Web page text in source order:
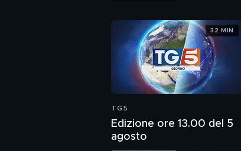
TG5
Edizione ore 13.00 del 5
agosto
32 MIN